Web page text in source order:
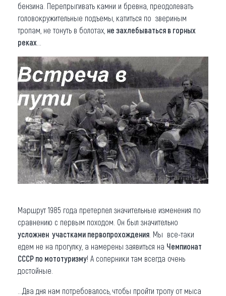
бензина. Перепрыгивать камни и бревна, преодолевать
головокружительные подъемы, катиться по звериным
тропам, не тонуть в болотах, не захлебываться в горных
реках
Маршрут 1985 года претерпел значительные изменения по
сравнению с первым походом. Он был значительно
усложнен участками первопрохождения . Мы все-таки
едем не на прогулку, а намерены заявиться на Чемпионат
СССР по мототуризму! А соперники там всегда очень
достойные.
…Два дня нам потребовалось, чтобы пройти тропу от мыса